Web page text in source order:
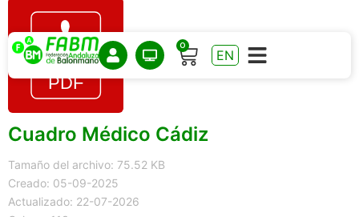
0
EN
Cuadro Médico Cádiz
Tamaño del archivo: 75.52 KB
Creado: 05-09-2025
Actualizado: 22-07-2026